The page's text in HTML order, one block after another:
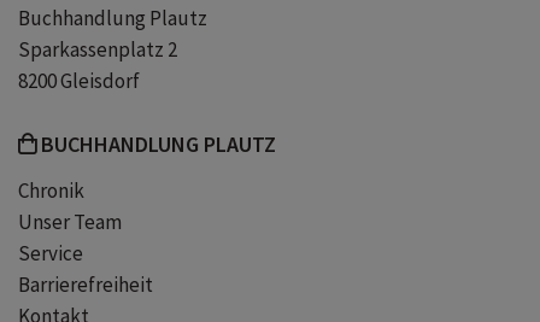
Wiederentdeckung
Buchhandlung Plautz
Sparkassenplatz 2
8200 Gleisdorf
BUCHHANDLUNG PLAUTZ
Chronik
Unser Team
Service
Barrierefreiheit
Kontakt